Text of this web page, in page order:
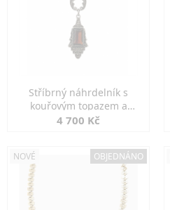
Stříbrný náhrdelník s
kouřovým topazem a
markazity
4 700 Kč
NOVÉ OBJEDNÁNO